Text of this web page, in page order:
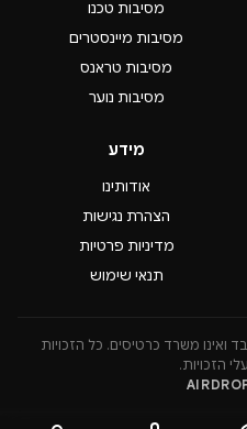
מסיבות טכנו
מסיבות מיינסטרים
מסיבות טראנס
מסיבות נוער
מידע
אודותינו
הצהרת נגישות
מדיניות פרטיות
תנאי שימוש
ואינו משרד כרטיסים. כל הזכויות
הזכויות.